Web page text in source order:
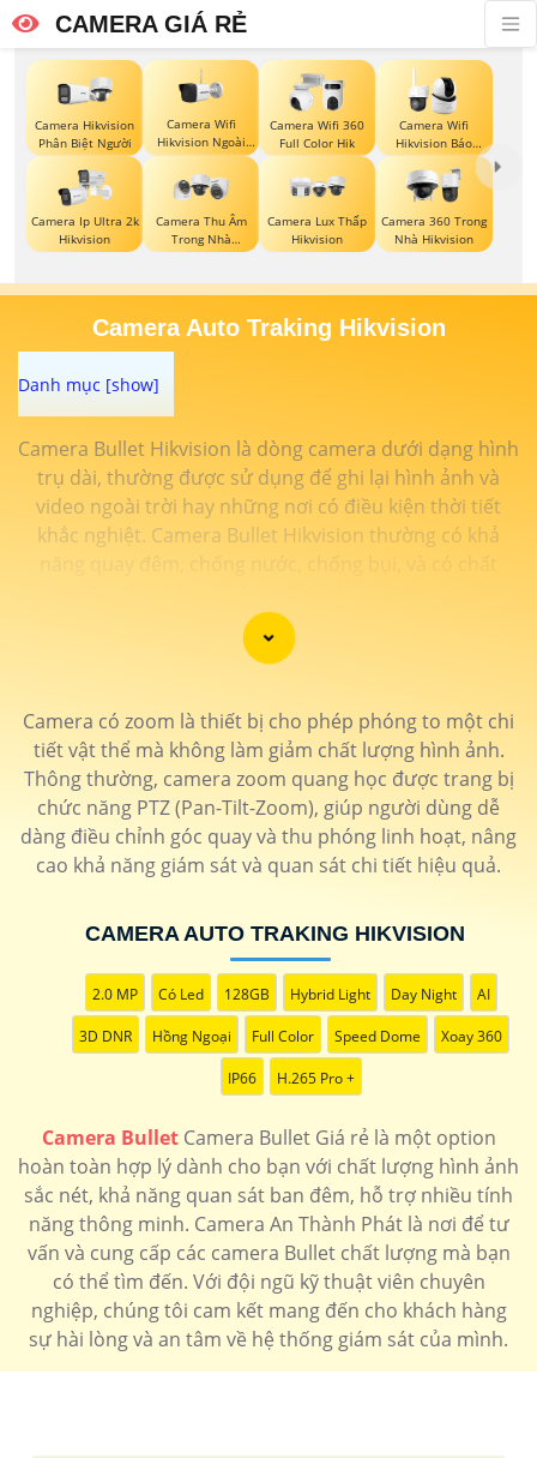
CAMERA GIÁ RẺ
Camera Hikvision
Phân Biệt Người
Camera Wifi
Hikvision Ngoài
Trời
Camera Wifi 360
Full Color Hik
Camera Wifi
Hikvision Báo
Động
Camera Ip Ultra 2k
Hikvision
Camera Thu Âm
Trong Nhà
Hikvision
Camera Lux Thấp
Hikvision
Camera 360 Trong
Nhà Hikvision
Camera Auto Traking Hikvision
Camera Bullet Hikvision là dòng camera dưới dạng hình
trụ dài, thường được sử dụng để ghi lại hình ảnh và
video ngoài trời hay những nơi có điều kiện thời tiết
khắc nghiệt. Camera Bullet Hikvision thường có khả
năng quay đêm, chống nước, chống bụi, và có chất
bảo vệ an ninh cho gia đình và doanh nghiệp.
'
Camera có zoom là thiết bị cho phép phóng to một chi
tiết vật thể mà không làm giảm chất lượng hình ảnh.
Thông thường, camera zoom quang học được trang bị
chức năng PTZ (Pan-Tilt-Zoom), giúp người dùng dễ
dàng điều chỉnh góc quay và thu phóng linh hoạt, nâng
cao khả năng giám sát và quan sát chi tiết hiệu quả.
CAMERA AUTO TRAKING HIKVISION
2.0 MP Có Led 128GB Hybrid Light Day Night AI
3D DNR Hồng Ngoại Full Color Speed Dome Xoay 360
IP66 H.265 Pro +
Camera BulletCamera Bullet Giá rẻ là một option
hoàn toàn hợp lý dành cho bạn với chất lượng hình ảnh
sắc nét, khả năng quan sát ban đêm, hỗ trợ nhiều tính
năng thông minh. Camera An Thành Phát là nơi để tư
vấn và cung cấp các camera Bullet chất lượng mà bạn
có thể tìm đến. Với đội ngũ kỹ thuật viên chuyên
nghiệp, chúng tôi cam kết mang đến cho khách hàng
sự hài lòng và an tâm về hệ thống giám sát của mình.